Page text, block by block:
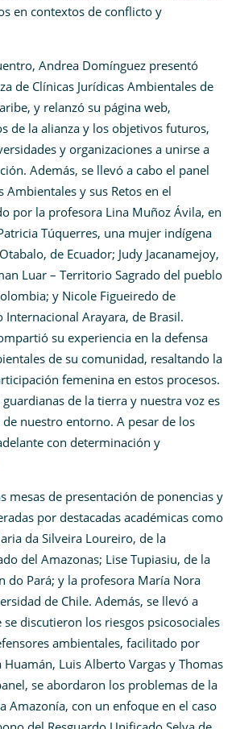
en contextos de conflicto y
Andrea Domínguez presentó
de Clínicas Jurídicas Ambientales de
y relanzó su página web,
de la alianza y los objetivos futuros,
y organizaciones a unirse a
Además, se llevó a cabo el panel
Ambientales y sus Retos en el
por la profesora Lina Muñoz Ávila, en
Túquerres, una mujer indígena
de Ecuador; Judy Jacanamejoy,
Luar – Territorio Sagrado del pueblo
y Nicole Figueiredo de
Arayara, de Brasil.
su experiencia en la defensa
de su comunidad, resaltando la
femenina en estos procesos.
de la tierra y nuestra voz es
nuestro entorno. A pesar de los
con determinación y
mesas de presentación de ponencias y
por destacadas académicas como
da Silveira Loureiro, de la
del Amazonas; Lise Tupiasiu, de la
do Pará; y la profesora María Nora
de Chile. Además, se llevó a
discutieron los riesgos psicosociales
ambientales, facilitado por
Luis Alberto Vargas y Thomas
se abordaron los problemas de la
Amazonía, con un enfoque en el caso